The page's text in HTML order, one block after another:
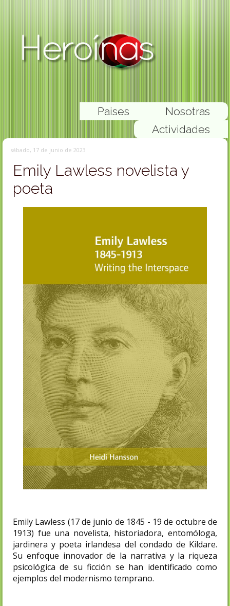
Nosotras
Paises
Actividades
sábado, 17 de junio de 2023
Emily Lawless novelista y
poeta
Emily Lawless (17 de junio de 1845 - 19 de octubre de
1913) fue una novelista, historiadora, entomóloga,
jardinera y poeta irlandesa del condado de Kildare.
Su enfoque innovador de la narrativa y la riqueza
psicológica de su ficción se han identificado como
ejemplos del modernismo temprano.